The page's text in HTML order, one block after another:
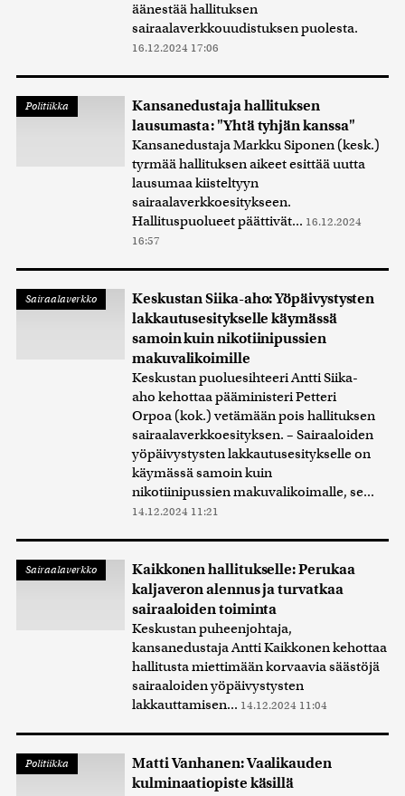
äänestää hallituksen
sairaalaverkkouudistuksen puolesta.
16.12.2024 17:06
Politiikka
Kansanedustaja hallituksen
lausumasta: "Yhtä tyhjän kanssa"
Kansanedustaja Markku Siponen (kesk.)
tyrmää hallituksen aikeet esittää uutta
lausumaa kiisteltyyn
sairaalaverkkoesitykseen.
Hallituspuolueet päättivät... 16.12.2024
16:57
Sairaalaverkko
Keskustan Siika-aho: Yöpäivystysten
lakkautusesitykselle käymässä
samoin kuin nikotiinipussien
makuvalikoimille
Keskustan puoluesihteeri Antti Siika-
aho kehottaa pääministeri Petteri
Orpoa (kok.) vetämään pois hallituksen
sairaalaverkkoesityksen. – Sairaaloiden
yöpäivystysten lakkautusesitykselle on
käymässä samoin kuin
nikotiinipussien makuvalikoimalle, se...
14.12.2024 11:21
Sairaalaverkko
Kaikkonen hallitukselle: Perukaa
kaljaveron alennus ja turvatkaa
sairaaloiden toiminta
Keskustan puheenjohtaja,
kansanedustaja Antti Kaikkonen kehottaa
hallitusta miettimään korvaavia säästöjä
sairaaloiden yöpäivystysten
lakkauttamisen... 14.12.2024 11:04
Politiikka
Matti Vanhanen: Vaalikauden
kulminaatiopiste käsillä